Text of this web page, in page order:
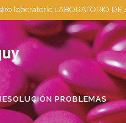
laboratorio LABORATORIO
PROBLEMAS